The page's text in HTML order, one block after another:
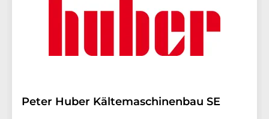
Peter Huber Kältemaschinenbau SE